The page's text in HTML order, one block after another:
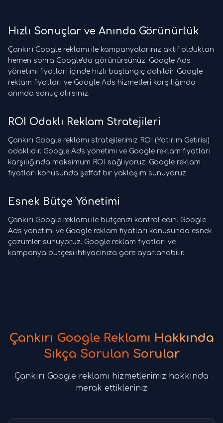
Hızlı Sonuçlar ve Anında Görünürlük
Çankırı Google reklamı ile kampanyalarınız aktif olduktan
hemen sonra Google'da görünürsünüz. Google Ads
yönetimi fiyatları içinde hızlı başlangıç dahildir. Google
reklam fiyatları ve Google Ads hizmetleri karşılığında
anında sonuç alırsınız.
ROI Odaklı Reklam Stratejileri
Çankırı Google reklamı stratejilerimiz ROI (Yatırım Getirisi)
odaklıdır. Google Ads yönetimi ve Google reklam fiyatları
karşılığında maksimum ROI sağlıyoruz. Google reklam
fiyatları konusunda şeffaf bir yaklaşım sunuyoruz.
Esnek Bütçe Yönetimi
Çankırı Google reklamı ile bütçenizi kontrol edin. Google
Ads yönetimi ve Google reklam fiyatları konusunda esnek
çözümler sunuyoruz. Google reklam fiyatları ve
kampanya bütçesi ihtiyacınıza göre ayarlanabilir.
Çankırı Google Reklamı Hakkında
Sıkça Sorulan Sorular
Çankırı Google reklamı hizmetlerimiz hakkında
merak ettikleriniz